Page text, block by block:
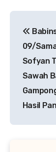
pos
09/
Sofyan
Sawah
Hasil